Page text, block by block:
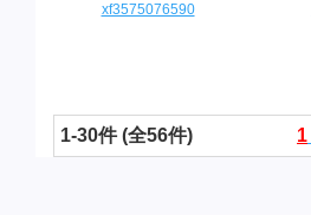
xf3575076590
1-30件 (全56件) 1